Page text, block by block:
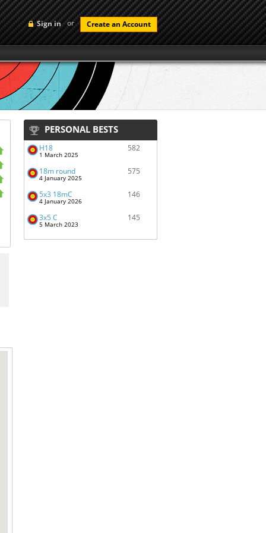
Sign in or Create an Account
PERSONAL BESTS
H18
1 March 2025
582
18m round
4 January 2025
575
5x3 18mC
4 January 2026
146
3x5 C
5 March 2023
145